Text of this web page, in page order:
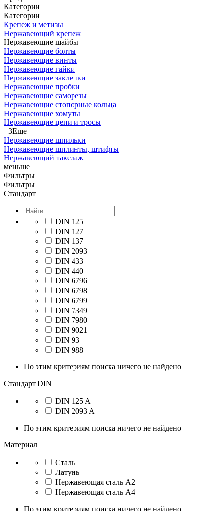
Категории
Категории
Крепеж и метизы
Нержавеющий крепеж
Нержавеющие шайбы
Нержавеющие болты
Нержавеющие винты
Нержавеющие гайки
Нержавеющие заклепки
Нержавеющие пробки
Нержавеющие саморезы
Нержавеющие стопорные кольца
Нержавеющие хомуты
Нержавеющие цепи и тросы
+3Еще
Нержавеющие шпильки
Нержавеющие шплинты, штифты
Нержавеющий такелаж
меньше
Фильтры
Фильтры
Стандарт
DIN 125
DIN 127
DIN 137
DIN 2093
DIN 433
DIN 440
DIN 6796
DIN 6798
DIN 6799
DIN 7349
DIN 7980
DIN 9021
DIN 93
DIN 988
По этим критериям поиска ничего не найдено
Стандарт DIN
DIN 125 A
DIN 2093 A
По этим критериям поиска ничего не найдено
Материал
Сталь
Латунь
Нержавеющая сталь A2
Нержавеющая сталь A4
По этим критериям поиска ничего не найдено